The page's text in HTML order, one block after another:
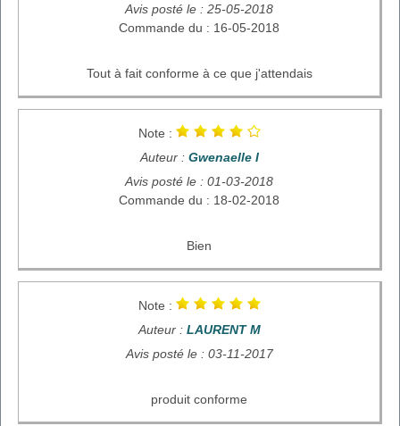
Avis posté le : 25-05-2018
Commande du : 16-05-2018
Tout à fait conforme à ce que j'attendais
Note :
Auteur : Gwenaelle I
Avis posté le : 01-03-2018
Commande du : 18-02-2018
Bien
Note :
Auteur : LAURENT M
Avis posté le : 03-11-2017
produit conforme